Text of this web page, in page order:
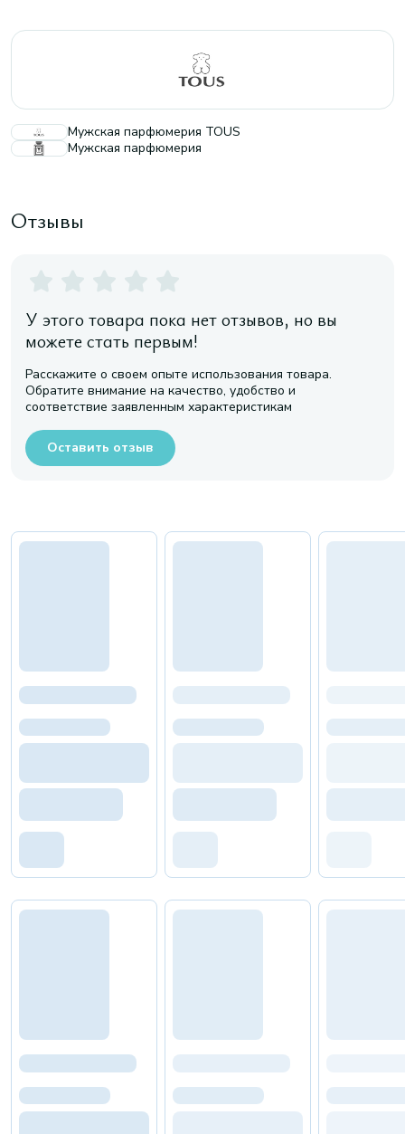
Мужская парфюмерия TOUS
Мужская парфюмерия
Отзывы
У этого товара пока нет отзывов, но вы
можете стать первым!
Расскажите о своем опыте использования товара.
Обратите внимание на качество, удобство и
соответствие заявленным характеристикам
Оставить отзыв